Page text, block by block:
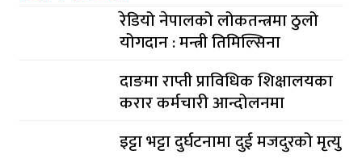
रेडियो नेपालको लोकतन्त्रमा ठुलो
योगदान : मन्त्री तिमिल्सिना
दाङमा राप्ती प्राविधिक शिक्षालयका
करार कर्मचारी आन्दोलनमा
इट्टा भट्टा दुर्घटनामा दुई मजदुरको मृत्यु